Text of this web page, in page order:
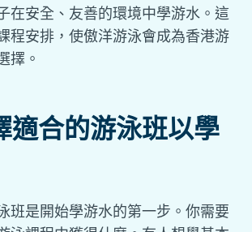
在安全、友善的環境中學游水。這
程安排，使傲洋游泳會成為香港游
擇。
適合的游泳班以學
班是開始學游水的第一步。你需要